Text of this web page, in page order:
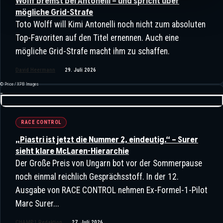
Neu Geöffnet Hat
Mercedes Räumt Mit Den Größten
Heiße WM-Duelle Und Ein
Schockierender Unfall: Historische
mögliche Grid-Strafe
Toto Wolff will Kimi Antonelli noch nicht zum absoluten
Top-Favoriten auf den Titel ernennen. Auch eine
mögliche Grid-Strafe macht ihm zu schaffen.
David Heermann 29. Juli 2026
© Price / XPB Images
RACE CONTROL
„Piastri ist jetzt die Nummer 2, eindeutig.“ – Surer
sieht klare McLaren-Hierarchie
Der Große Preis von Ungarn bot vor der Sommerpause
noch einmal reichlich Gesprächsstoff. In der 12.
Ausgabe von RACE CONTROL nehmen Ex-Formel-1-Pilot
Marc Surer...